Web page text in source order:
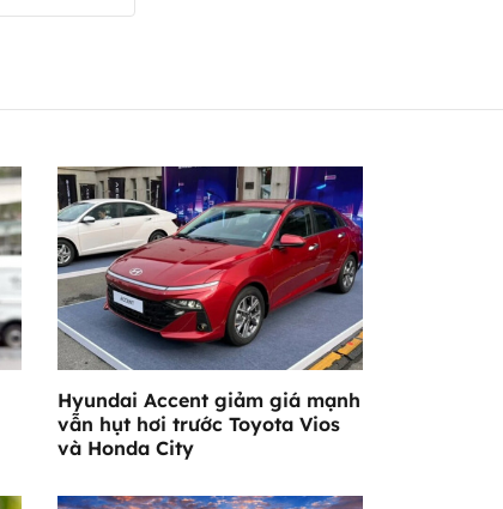
Hyundai Accent giảm giá mạnh
vẫn hụt hơi trước Toyota Vios
và Honda City